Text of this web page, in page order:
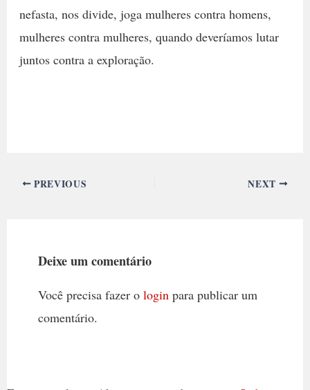
nefasta, nos divide, joga mulheres contra homens,
mulheres contra mulheres, quando deveríamos lutar
juntos contra a exploração.
PREVIOUS NEXT
Deixe um comentário
Você precisa fazer o login para publicar um
comentário.